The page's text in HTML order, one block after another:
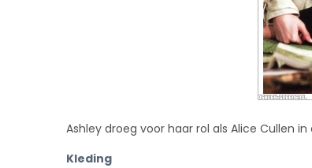
Ashley droeg voor haar rol als Alice Cullen
Kleding